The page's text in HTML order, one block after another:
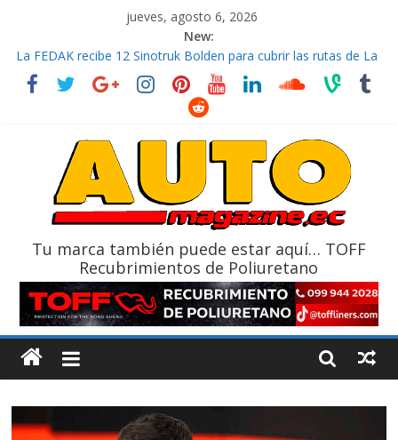
jueves, agosto 6, 2026
New:
La FEDAK recibe 12 Sinotruk Bolden para cubrir las rutas de La
Vuelta
El costo de tener un vehículo gana protagonismo a la hora de
¿Qué puede pasar con tu vehículo si permanece varios días sin
La Vuelta al Ecuador 2026, edición 47ª, recorre 7 provincias en 8
Tu marca también puede estar aquí… TOFF
Recubrimientos de Poliuretano